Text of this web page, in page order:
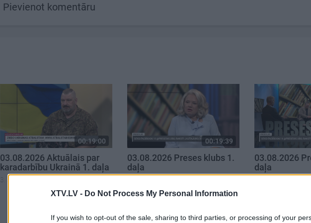
XTV.LV - Do Not Process My Personal Information
If you wish to opt-out of the sale, sharing to third parties, or processing of your
Pievienot komentāru
00:19:00
03.08.2026 Aktuālais par
karadarbību Ukrainā 1. daļa
3. augusts
00:19:39
03.08.2026 Preses klubs 1.
daļa
03.08.2026
daļa